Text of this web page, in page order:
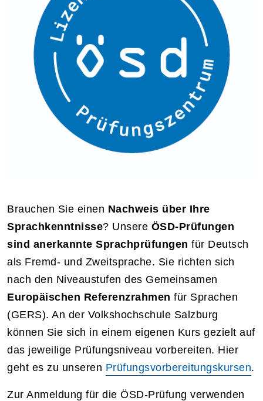
Brauchen Sie einen Nachweis über Ihre
Sprachkenntnisse? Unsere ÖSD-Prüfungen
sind anerkannte Sprachprüfungen für Deutsch
als Fremd- und Zweitsprache. Sie richten sich
nach den Niveaustufen des Gemeinsamen
Europäischen Referenzrahmen für Sprachen
(GERS). An der Volkshochschule Salzburg
können Sie sich in einem eigenen Kurs gezielt auf
das jeweilige Prüfungsniveau vorbereiten. Hier
geht es zu unseren Prüfungsvorbereitungskursen.
Zur Anmeldung für die ÖSD-Prüfung verwenden